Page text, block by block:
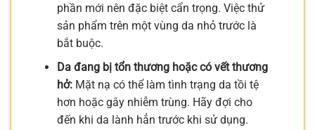
phần mới nên đặc biệt cẩn trọng. Việc thử
sản phẩm trên một vùng da nhỏ trước là
bắt buộc.
Da đang bị tổn thương hoặc có vết thương
hở:Mặt nạ có thể làm tình trạng da tồi tệ
hơn hoặc gây nhiễm trùng. Hãy đợi cho
đến khi da lành hẳn trước khi sử dụng.